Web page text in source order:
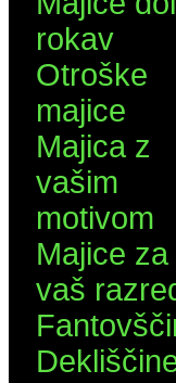
rokav
Otroške
majice
Majica z
vašim
motivom
Majice za
vaš